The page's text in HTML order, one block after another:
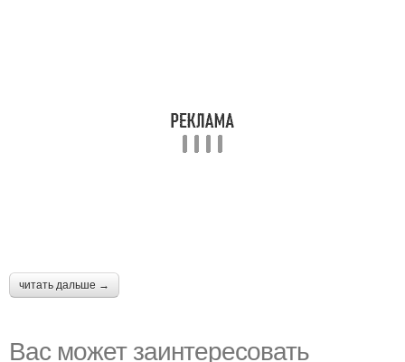
читать дальше →
Вас может заинтересовать